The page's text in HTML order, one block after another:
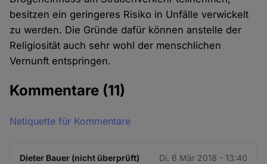
besitzen ein geringeres Risiko in Unfälle verwickelt
zu werden. Die Gründe dafür können anstelle der
Religiosität auch sehr wohl der menschlichen
Vernunft entspringen.
Kommentare (11)
Netiquette für Kommentare
Dieter Bauer (nicht überprüft) Di. 6 Mär 2018 - 13:40